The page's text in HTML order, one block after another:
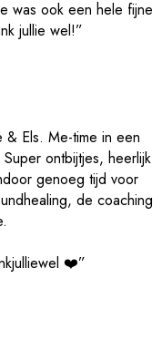
was ook een hele fijne
jullie wel!”
Els. Me-time in een
ontbijtjes, heerlijk
genoeg tijd voor
de coaching
❤️”